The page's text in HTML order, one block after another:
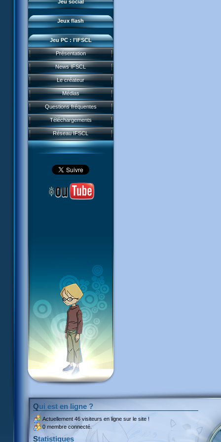
Jeu social
Jeux flash
Sector 2 Escape
Jeu PC : l'IFSCL
Présentation
News IFSCL
Le créateur
Médias
Questions fréquentes
Téléchargements
Réseau IFSCL
Qui est en ligne ?
Actuellement 46 visiteurs en ligne sur le site !
0 membre connecté.
Statistiques